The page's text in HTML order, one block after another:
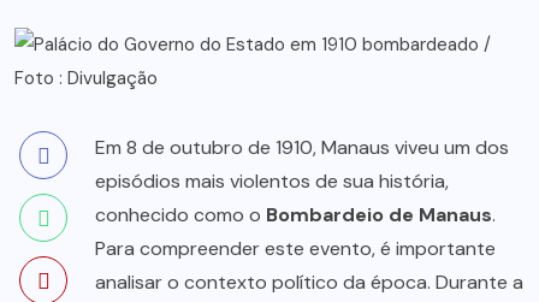
Em 8 de outubro de 1910, Manaus viveu um dos
episódios mais violentos de sua história,
conhecido como o Bombardeio de Manaus.
Para compreender este evento, é importante
analisar o contexto político da época. Durante a